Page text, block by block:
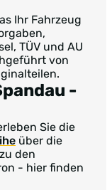
Ihr Fahrzeug
TÜV und AU
von
-
Sie die
über die
den
- hier finden